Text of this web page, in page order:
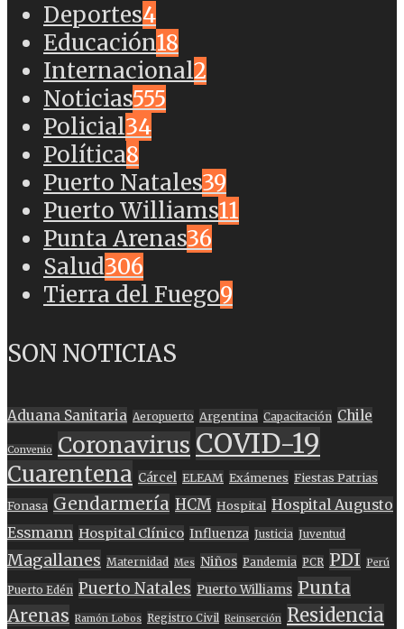
Deportes4
Educación18
Internacional2
Noticias555
Policial34
Política8
Puerto Natales39
Puerto Williams11
Punta Arenas36
Salud306
Tierra del Fuego9
SON NOTICIAS
Aduana Sanitaria Aeropuerto Argentina Capacitación Chile
Convenio Coronavirus COVID-19
Cuarentena Cárcel ELEAM Exámenes Fiestas Patrias
Fonasa Gendarmería HCM Hospital Hospital Augusto
Essmann Hospital Clínico Influenza Justicia Juventud
Magallanes Maternidad Mes Niños Pandemia PCR PDI Perú
Puerto Edén Puerto Natales Puerto Williams Punta
Arenas Ramón Lobos Registro Civil Reinserción Residencia